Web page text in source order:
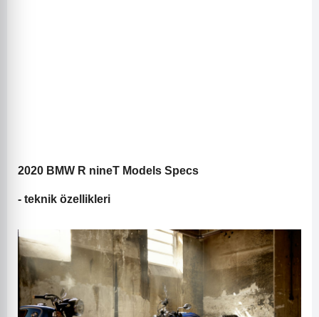
2020 BMW R nineT Models Specs
- teknik özellikleri